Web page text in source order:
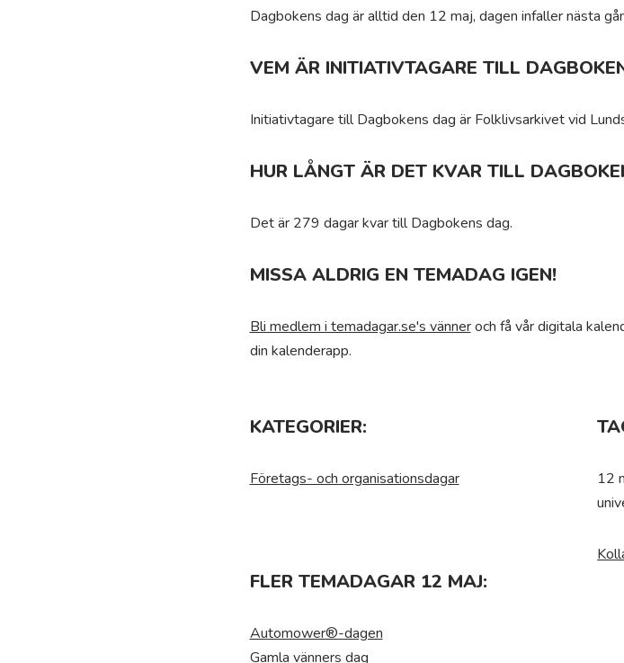
Dagbokens dag är alltid den 12 maj, dagen infaller nästa
VEM ÄR INITIATIVTAGARE TILL
Initiativtagare till Dagbokens dag är Folklivsarkivet vid
HUR LÅNGT ÄR DET KVAR TILL
Det är 279 dagar kvar till Dagbokens dag.
MISSA ALDRIG EN TEMADAG IGEN!
Bli medlem i temadagar.se's vänneroch få vår digitala
din kalenderapp.
KATEGORIER:
Företags- och organisationsdagar
12
FLER TEMADAGAR 12 MAJ:
Automower®-dagen
Gamla vänners dag